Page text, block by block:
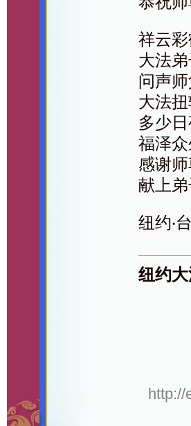
祥云
大法
问声
大法
多少
福泽
感谢
献上
纽约‧
纽约
http://